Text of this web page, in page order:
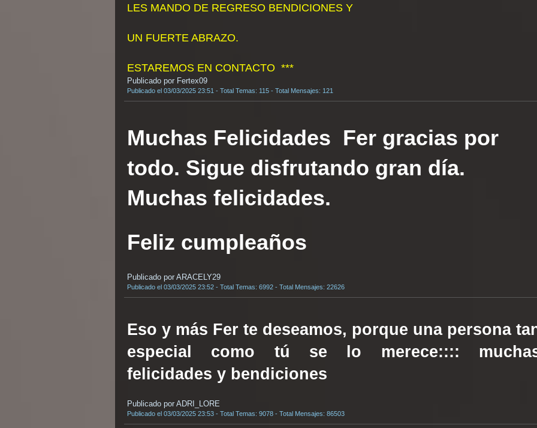
LES MANDO DE REGRESO BENDICIONES Y
UN FUERTE ABRAZO.
ESTAREMOS EN CONTACTO ***
Publicado por Fertex09
Publicado el 03/03/2025 23:51 - Total Temas: 115 - Total Mensajes: 121
Muchas Felicidades Fer gracias por
todo. Sigue disfrutando gran día.
Muchas felicidades.
Feliz cumpleaños
Publicado por ARACELY29
Publicado el 03/03/2025 23:52 - Total Temas: 6992 - Total Mensajes: 22626
Eso y más Fer te deseamos, porque una persona
especial como tú se lo merece::::
felicidades y bendiciones
Publicado por ADRI_LORE
Publicado el 03/03/2025 23:53 - Total Temas: 9078 - Total Mensajes: 86503